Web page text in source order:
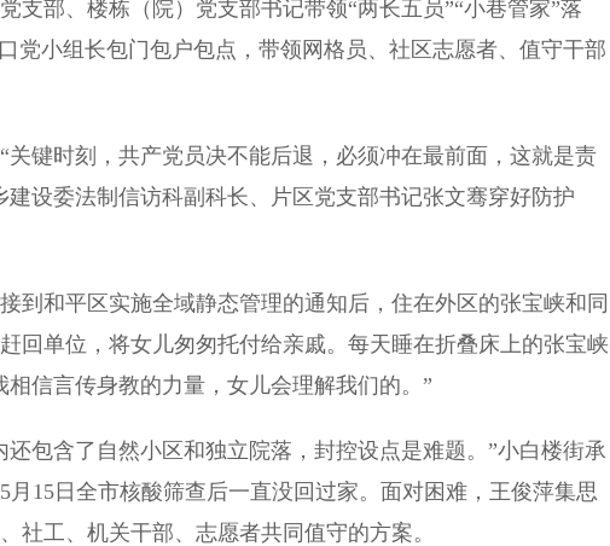
支部、楼栋（院）党支部书记带领“两长五员”“小巷管家”落
党小组长包门包户包点，带领网格员、社区志愿者、值守干部
键时刻，共产党员决不能后退，必须冲在最前面，这就是责
设委法制信访科副科长、片区党支部书记张文骞穿好防护
和平区实施全域静态管理的通知后，住在外区的张宝峡和同
回单位，将女儿匆匆托付给亲戚。每天睡在折叠床上的张宝峡
信言传身教的力量，女儿会理解我们的。”
含了自然小区和独立院落，封控设点是难题。”小白楼街承
15日全市核酸筛查后一直没回过家。面对困难，王俊萍集思
社工、机关干部、志愿者共同值守的方案。